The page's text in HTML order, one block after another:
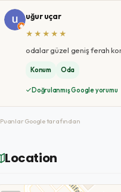
uğur uçar
★★★★★
odalar güzel geniş ferah
Konum Oda
Doğrulanmış Google yorumu
Puanlar Google tarafından
Location